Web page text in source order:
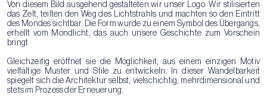
Von diesem Bild ausgehend gestalteten wir unser Logo. Wir stilisierten
das Zelt, teilten den Weg des Lichtstrahls und machten so den Eintritt
des Mondes sichtbar. Die Form wurde zu einem Symbol des Übergangs,
erhellt vom Mondlicht, das auch unsere Geschichte zum Vorschein
bringt.
Gleichzeitig eröffnet sie die Möglichkeit, aus einem einzigen Motiv
vielfältige Muster und Stile zu entwickeln. In dieser Wandelbarkeit
spiegelt sich die Architektur selbst, vielschichtig, mehrdimensional und
stets im Prozess der Erneuerung.